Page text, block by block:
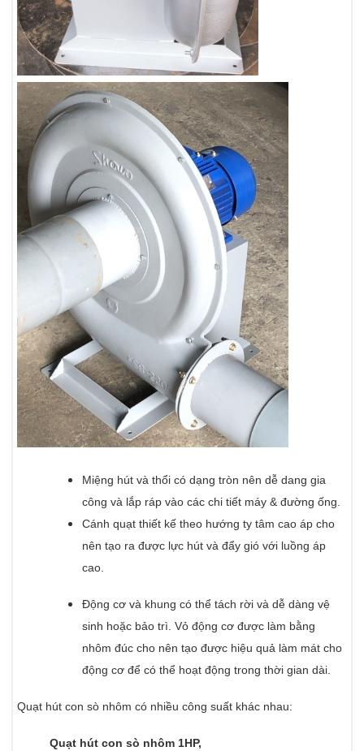
Miệng hút và thổi có dạng tròn nên dễ dang gia
công và lắp ráp vào các chi tiết máy & đường ống.
Cánh quạt thiết kế theo hướng ty tâm cao áp cho
nên tạo ra được lực hút và đẩy gió với luồng áp
cao.
Động cơ và khung có thể tách rời và dễ dàng vệ
sinh hoặc bảo trì. Vỏ động cơ được làm bằng
nhôm đúc cho nên tạo được hiệu quả làm mát cho
động cơ để có thể hoạt động trong thời gian dài.
Quạt hút con sò nhôm có nhiều công suất khác nhau:
Quạt hút con sò nhôm 1HP,